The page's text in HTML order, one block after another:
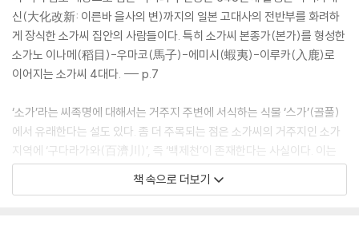
신(大化改新: 이른바 을사의 변)까지의 일본 고대사의 전반부를 화려하
게 장식한 소가씨 집안의 사람들이다. 특히 소가씨 본종가(본가)를 형성한
소가노 이나메(稻目)-우마코(馬子)-에미시(蝦夷)-이루카(入鹿)로
이어지는 소가씨 4대다. --- p.7
‘소가’라는 씨족명에 대해서는 거주지 주변에 서식하는 식물 ‘스가’(골풀)
에서 유래한다는 설도 있다. 좀 더 주목되는 점은 소가씨의 거주지인 소가
지역에 ‘구다라가와(百濟川)’, 즉 ‘백제천’이 존재한다는 사실이다. 이는
소가씨와 백제의 관련성을 시사한다. 한편 소가씨 가문의 계보 중 마지(滿
智)·가라코(韓子)·고마(高麗) 등 한반도와 관련된 이름이 보이고 있다는
책 속으로 더보기